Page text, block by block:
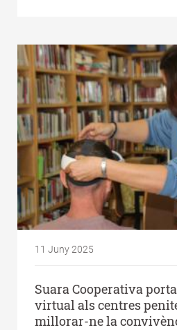
11 Juny 2025
Suara Cooperativa
virtual als centres
millorar-ne la